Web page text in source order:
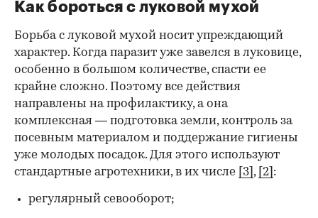
Как бороться с луковой мухой
Борьба с луковой мухой носит упреждающий
характер. Когда паразит уже завелся в луковице,
особенно в большом количестве, спасти ее
крайне сложно. Поэтому все действия
направлены на профилактику, а она
комплексная — подготовка земли, контроль за
посевным материалом и поддержание гигиены
уже молодых посадок. Для этого используют
стандартные агротехники, в их числе
[3] , [2] :
регулярный севооборот;